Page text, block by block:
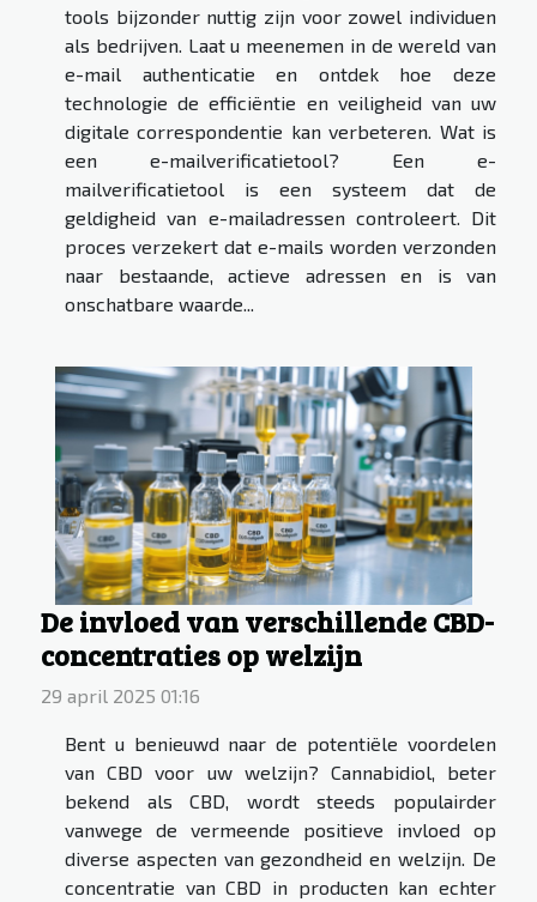
tools bijzonder nuttig zijn voor zowel individuen
als bedrijven. Laat u meenemen in de wereld van
e-mail authenticatie en ontdek hoe deze
technologie de efficiëntie en veiligheid van uw
digitale correspondentie kan verbeteren. Wat is
een e-mailverificatietool? Een e-
mailverificatietool is een systeem dat de
geldigheid van e-mailadressen controleert. Dit
proces verzekert dat e-mails worden verzonden
naar bestaande, actieve adressen en is van
onschatbare waarde...
De invloed van verschillende CBD-
concentraties op welzijn
29 april 2025 01:16
Bent u benieuwd naar de potentiële voordelen
van CBD voor uw welzijn? Cannabidiol, beter
bekend als CBD, wordt steeds populairder
vanwege de vermeende positieve invloed op
diverse aspecten van gezondheid en welzijn. De
concentratie van CBD in producten kan echter